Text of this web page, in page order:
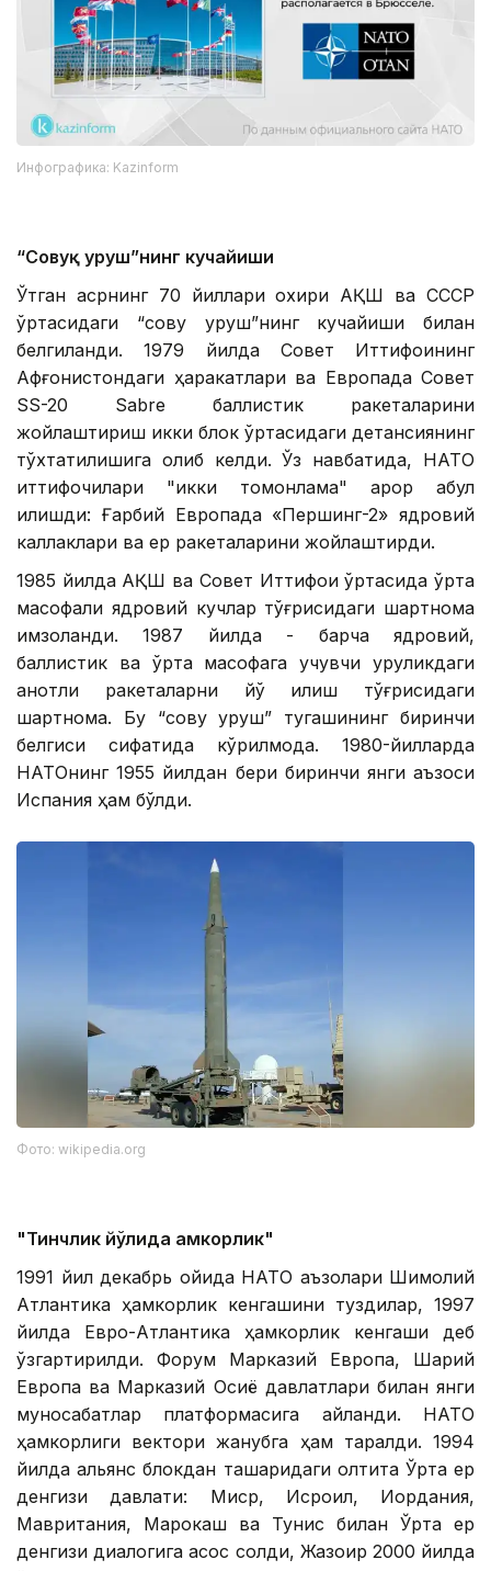
Инфографика: Kazinform
“Совуқ уруш”нинг кучайиши
Ўтган асрнинг 70 йиллари охири АҚШ ва СССР
ўртасидаги “совуқ уруш”нинг кучайиши билан
белгиланди. 1979 йилда Совет Иттифоқининг
Афғонистондаги ҳаракатлари ва Европада Совет
SS-20 Sabre баллистик ракеталарини
жойлаштириш икки блок ўртасидаги детансиянинг
тўхтатилишига олиб келди. Ўз навбатида, НАТО
иттифоқчилари "икки томонлама" қарор қабул
қилишди: Ғарбий Европада «Першинг-2» ядровий
каллаклари ва ер ракеталарини жойлаштирди.
1985 йилда АҚШ ва Совет Иттифоқи ўртасида ўрта
масофали ядровий кучлар тўғрисидаги шартнома
имзоланди. 1987 йилда - барча ядровий,
баллистик ва ўрта масофага учувчи қуруқликдаги
қанотли ракеталарни йўқ қилиш тўғрисидаги
шартнома. Бу “совуқ уруш” тугашининг биринчи
белгиси сифатида кўрилмоқда. 1980-йилларда
НАТОнинг 1955 йилдан бери биринчи янги аъзоси
Испания ҳам бўлди.
Фото: wikipedia.org
"Тинчлик йўлида ҳамкорлик"
1991 йил декабрь ойида НАТО аъзолари Шимолий
Атлантика ҳамкорлик кенгашини туздилар, 1997
йилда Евро-Атлантика ҳамкорлик кенгаши деб
ўзгартирилди. Форум Марказий Европа, Шарқий
Европа ва Марказий Осиё давлатлари билан янги
муносабатлар платформасига айланди. НАТО
ҳамкорлиги вектори жанубга ҳам тарқалди. 1994
йилда альянс блокдан ташқаридаги олтита Ўрта ер
денгизи давлати: Миср, Исроил, Иордания,
Мавритания, Марокаш ва Тунис билан Ўрта ер
денгизи диалогига асос солди, Жазоир 2000 йилда